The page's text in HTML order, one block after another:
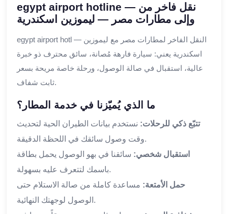
egypt airport hotline — نقل فاخر من
وإلى مطارات مصر — ليموزين اسكندرية
egypt airport hotl — النقل الفاخر لمطارات مصر مع ليموزين
اسكندرية يعني: سيارة فارهة مُصانة، سائق محترف ذو خبرة
عالية، استقبال في صالة الوصول، ورحلة خاصة مريحة بسعر
ثابت شفاف.
ما الذي يُميّزنا في خدمة المطار؟
تتبّع ذكي للرحلات: نستخدم بيانات الطيران الحية لتحديث
وقت وصول سائقك في اللحظة الدقيقة.
استقبال شخصي: سائقنا في بهو الوصول يحمل بطاقة
باسمك لتتعرف عليه بسهولة.
حمل الأمتعة: مساعدة كاملة من صالة الاستلام حتى
الوصول لوجهتك النهائية.